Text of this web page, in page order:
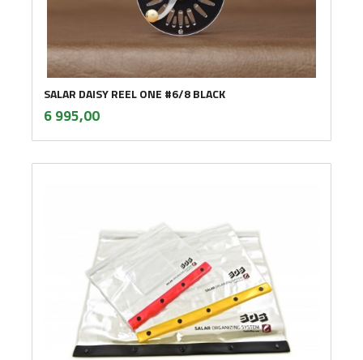
SALAR DAISY REEL ONE #6/8 BLACK
Pris
6 995,00mva.